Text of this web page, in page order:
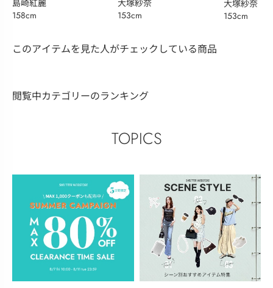
島崎紅麗
158cm
大塚紗奈
153cm
大塚紗奈
153cm
このアイテムを見た人がチェックしている商品
閲覧中カテゴリーのランキング
TOPICS